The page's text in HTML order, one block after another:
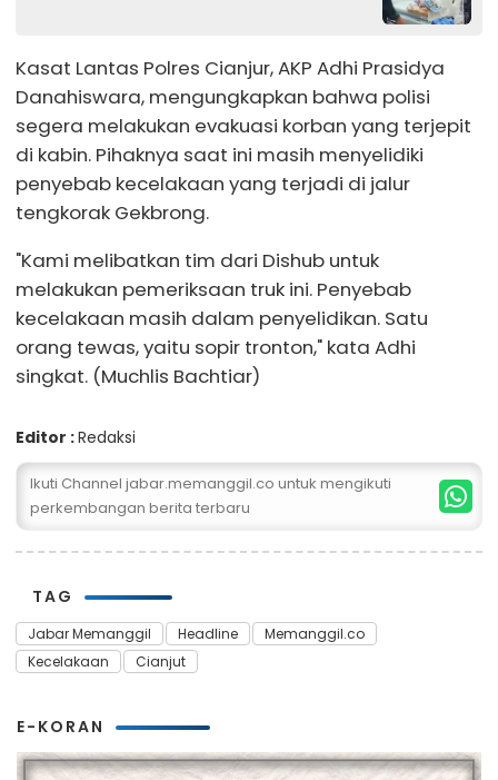
Kasat Lantas Polres Cianjur, AKP Adhi Prasidya
Danahiswara, mengungkapkan bahwa polisi
segera melakukan evakuasi korban yang terjepit
di kabin. Pihaknya saat ini masih menyelidiki
penyebab kecelakaan yang terjadi di jalur
tengkorak Gekbrong.
"Kami melibatkan tim dari Dishub untuk
melakukan pemeriksaan truk ini. Penyebab
kecelakaan masih dalam penyelidikan. Satu
orang tewas, yaitu sopir tronton," kata Adhi
singkat. (Muchlis Bachtiar)
Editor :Redaksi
Ikuti Channel jabar.memanggil.co untuk mengikuti
perkembangan berita terbaru
TAG
Jabar Memanggil Headline
Memanggil.co
Kecelakaan
Cianjut
E-KORAN